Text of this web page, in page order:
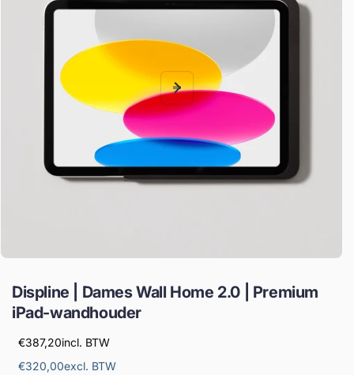
Displine | Dames Wall Home 2.0 | Premium
iPad-wandhouder
€387,20incl. BTW
€320,00excl. BTW